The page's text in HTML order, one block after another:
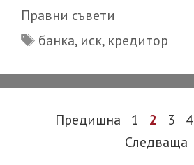
Правни съвети
Tags
банка, иск, кредитор
Предишна 1 2 3 4
Следваща